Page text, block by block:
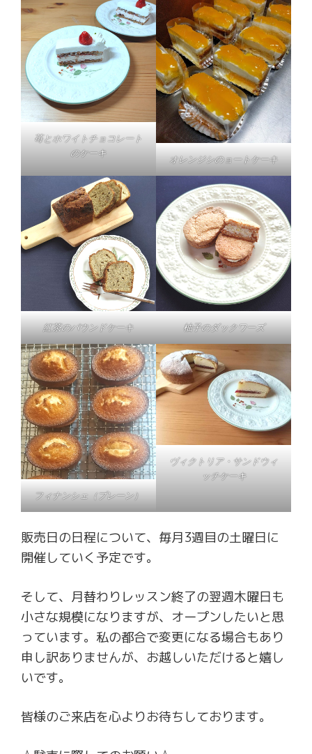
苺とホワイトチョコレート
のケーキ
オレンジシのョートケーキ
紅茶のパウンドケーキ 柚子のダックワーズ
フィナンシェ（プレーン）
ヴィクトリア・サンドウィ
ッチケーキ
販売日の日程について、毎月3週目の土曜日に
開催していく予定です。
そして、月替わりレッスン終了の翌週木曜日も
小さな規模になりますが、オープンしたいと思
っています。私の都合で変更になる場合もあり
申し訳ありませんが、お越しいただけると嬉し
いです。
皆様のご来店を心よりお待ちしております。